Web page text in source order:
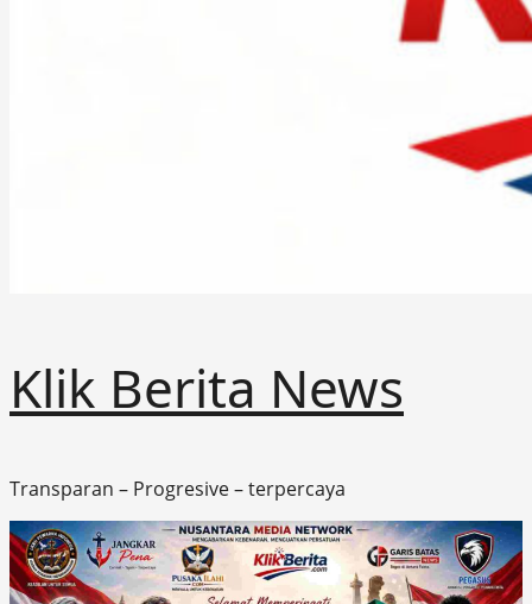
Klik Berita News
Transparan – Progresive – terpercaya